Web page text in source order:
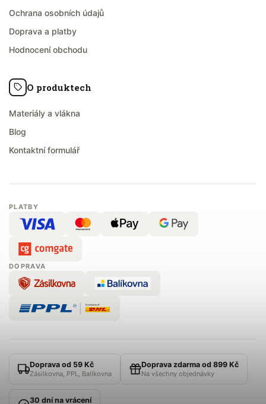
Ochrana osobních údajů
Doprava a platby
Hodnocení obchodu
O produktech
Materiály a vlákna
Blog
Kontaktní formulář
PLATBY
DOPRAVA
Doprava od 59 Kč
Zásilkovna, PPL, Balíkovna
Doprava zdarma od 899 Kč
Na všechny objednávky
30 dní na vrácení